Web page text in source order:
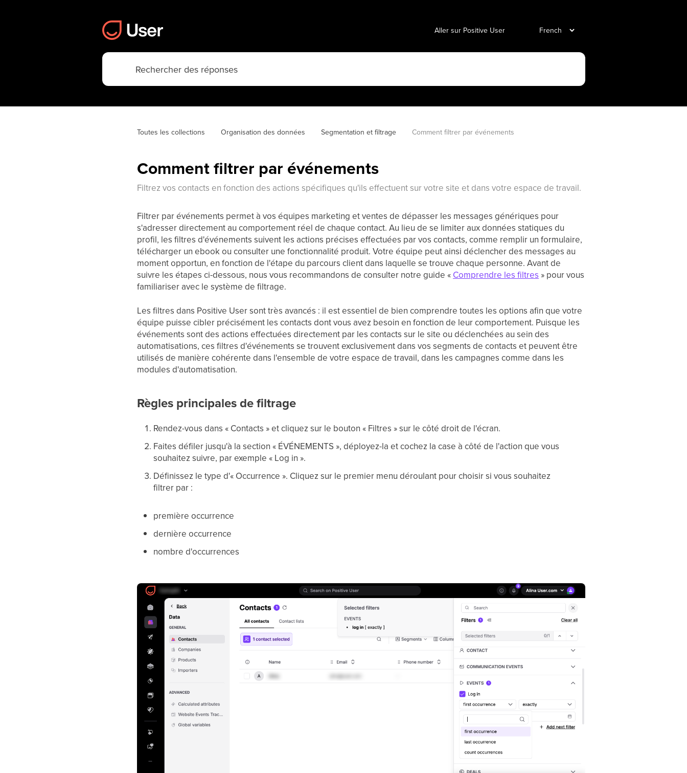
Aller sur Positive User
Toutes les collections Organisation des données Segmentation et filtrage Comment filtrer par événements
Comment filtrer par événements
Filtrez vos contacts en fonction des actions spécifiques qu'ils effectuent sur votre site et dans votre espace de travail.
Filtrer par événements permet à vos équipes marketing et ventes de dépasser les messages génériques pour
s'adresser directement au comportement réel de chaque contact. Au lieu de se limiter aux données statiques du
profil, les filtres d'événements suivent les actions précises effectuées par vos contacts, comme remplir un formulaire,
télécharger un ebook ou consulter une fonctionnalité produit. Votre équipe peut ainsi déclencher des messages au
moment opportun, en fonction de l'étape du parcours client dans laquelle se trouve chaque personne. Avant de
suivre les étapes ci-dessous, nous vous recommandons de consulter notre guide « Comprendre les filtres » pour vous
familiariser avec le système de filtrage.
Les filtres dans Positive User sont très avancés : il est essentiel de bien comprendre toutes les options afin que votre
équipe puisse cibler précisément les contacts dont vous avez besoin en fonction de leur comportement. Puisque les
événements sont des actions effectuées directement par les contacts sur le site ou déclenchées au sein des
automatisations, ces filtres d'événements se trouvent exclusivement dans vos segments de contacts et peuvent être
utilisés de manière cohérente dans l'ensemble de votre espace de travail, dans les campagnes comme dans les
modules d'automatisation.
Règles principales de filtrage
Rendez-vous dans « Contacts » et cliquez sur le bouton « Filtres » sur le côté droit de l'écran.
Faites défiler jusqu'à la section « ÉVÉNEMENTS », déployez-la et cochez la case à côté de l'action que vous
souhaitez suivre, par exemple « Log in ».
Définissez le type d'« Occurrence ». Cliquez sur le premier menu déroulant pour choisir si vous souhaitez
filtrer par :
première occurrence
dernière occurrence
nombre d'occurrences